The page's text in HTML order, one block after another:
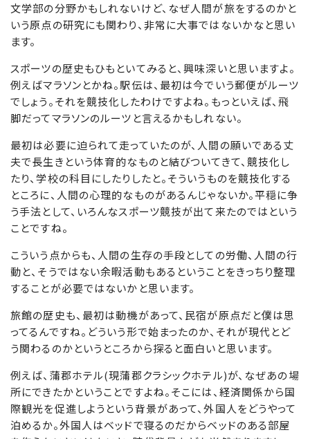
文学部の分野かもしれないけど、なぜ人間が旅をするのかと
いう原点の研究にも関わり、非常に大事ではないかなと思い
ます。
スポーツの歴史もひもといてみると、興味深いと思いますよ。
例えばマラソンとかね。駅伝は、最初は今でいう郵便がルーツ
でしょう。それを競技化したわけですよね。もっといえば、飛
脚だってマラソンのルーツと言えるかもしれない。
最初は必要に迫られて走っていたのが、人間の願いである丈
夫で長生きという体育的なものと結びついてきて、競技化し
たり、学校の科目にしたりしたと。そういうものを競技化する
ところに、人間の心理的なものがあるんじゃないか。平穏に争
う手法として、いろんなスポーツ競技が出て来たのではという
ことですね。
こういう点からも、人間の生存の手段としての労働、人間の行
動と、そうではない余暇活動もあるということをきっちり整理
することが必要ではないかと思います。
旅館の歴史も、最初は動機があって、民宿が原点だと僕は思
ってるんですね。どういう形で始まったのか、それが現代とど
う関わるのかというところから探ると面白いと思います。
例えば、蒲郡ホテル(現蒲郡クラシックホテル)が、なぜあの場
所にできたかということですよね。そこには、経済関係から国
際観光を促進しようという背景があって、外国人をどうやって
泊めるか。外国人はベッドで寝るのだからベッドのある部屋